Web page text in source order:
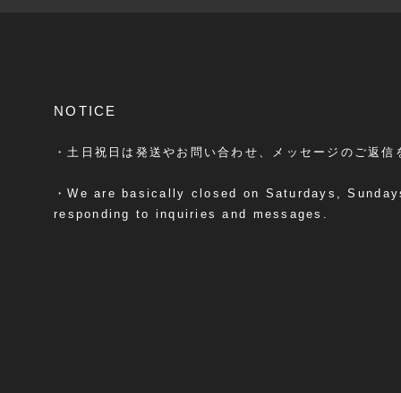
NOTICE
・土日祝日は発送やお問い合わせ、メッセージのご返信
・We are basically closed on Saturdays,
responding to inquiries and messages.